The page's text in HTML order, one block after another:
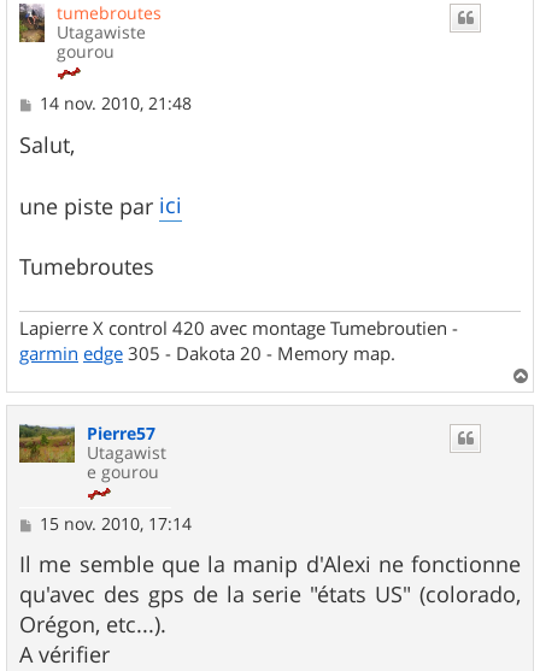
tumebroutes
Utagawiste
gourou
M
s
s
g
e
14 nov. 2010, 21:48
Salut,
une piste par ici
Tumebroutes
Lapierre X control 420 avec montage Tumebroutien -
garmin edge 305 - Dakota 20 - Memory map.
a
Pierre57
Utagawist
e gourou
M
s
s
a
g
e
15 nov. 2010, 17:14
Il me semble que la manip d'Alexi ne fonctionne
qu'avec des gps de la serie "états US" (colorado,
Orégon, etc...).
A vérifier